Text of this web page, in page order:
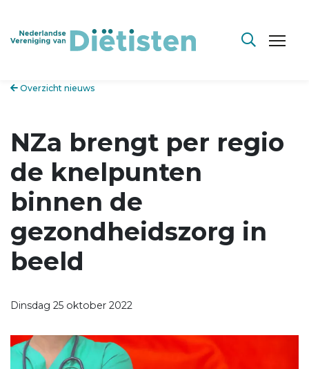
Overzicht nieuws
NZa brengt per regio
de knelpunten
binnen de
gezondheidszorg in
beeld
Dinsdag 25 oktober 2022